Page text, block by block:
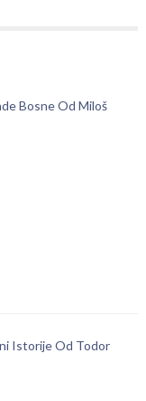
Bosne Od Miloš
Istorije Od Todor